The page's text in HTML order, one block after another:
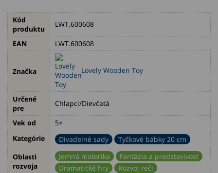
Kód
produktu
LWT.600608
EAN LWT.600608
Značka Lovely Wooden Toy
Určené
pre
Chlapci/Dievčatá
Vek od
5+
Kategórie
Divadelné sady
Tyčkové bábky 20 cm
Oblasti
rozvoja
Jemná motorika
Fantázia a predstavivosť
Dramatické hry
Rozvoj reči